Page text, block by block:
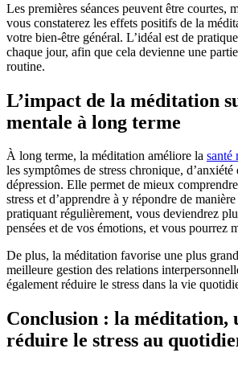
Les premières séances peuvent être courtes,
vous constaterez les effets positifs de la
votre bien-être général. L’idéal est de
chaque jour, afin que cela devienne une
routine.
L’impact de la méditation
mentale à long terme
À long terme, la méditation améliore la santé
les symptômes de stress chronique, d’anxiété
dépression. Elle permet de mieux
stress et d’apprendre à y répondre de
pratiquant régulièrement, vous deviendrez
pensées et de vos émotions, et vous pourrez
De plus, la méditation favorise une plus
meilleure gestion des relations
également réduire le stress dans la vie
Conclusion : la méditation,
réduire le stress au